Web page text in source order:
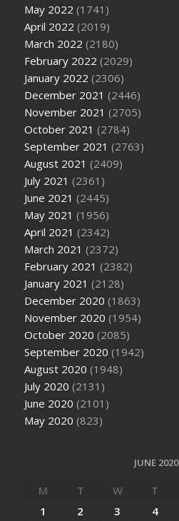
May 2022 (1741)
April 2022 (2019)
March 2022 (2180)
February 2022 (2029)
January 2022 (2306)
December 2021 (2446)
November 2021 (2705)
October 2021 (2784)
September 2021 (2763)
August 2021 (2409)
July 2021 (2361)
June 2021 (2445)
May 2021 (1956)
April 2021 (2342)
March 2021 (2372)
February 2021 (2382)
January 2021 (2128)
December 2020 (1863)
November 2020 (1954)
October 2020 (2085)
September 2020 (1942)
August 2020 (1948)
July 2020 (2131)
June 2020 (2101)
May 2020 (823)
JUNE 2020
M T W T
1
2 3 4